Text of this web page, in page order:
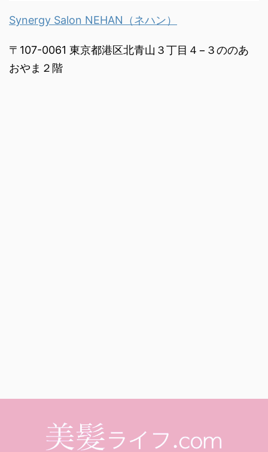
Synergy Salon NEHAN（ネハン）
〒107-0061 東京都港区北青山３丁目４−３ののあ
おやま２階